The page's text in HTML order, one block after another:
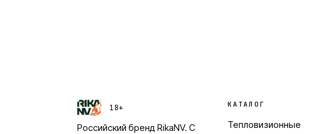
18+
Российский бренд RikaNV. С
КАТАЛОГ
Тепловизионные